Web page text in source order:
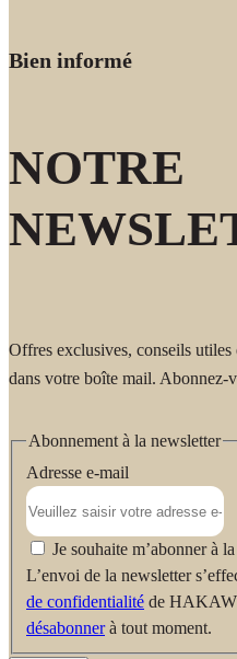
Bien informé
NOTRE
Offres exclusives, conseils
dans votre boîte mail. Abonnez-
Abonnement à la newsletter
Adresse e-mail
Je souhaite m’abonner à
L’envoi de la newsletter
de confidentialité de
désabonnerà tout moment.